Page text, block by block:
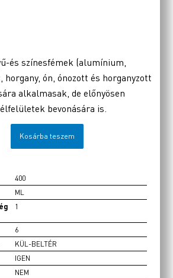
és színesfémek (alumínium,
horgany, ón, ónozott és horganyzott
alkalmasak, de előnyösen
bevonására is.
Kosárba teszem
400
ML
1
6
KÜL-BELTÉR
IGEN
NEM